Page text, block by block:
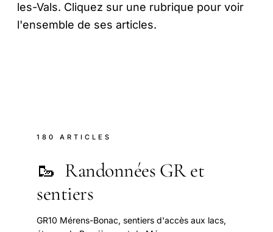
les-Vals. Cliquez sur une rubrique pour voir
l'ensemble de ses articles.
180 ARTICLES
🥾 Randonnées GR et
sentiers
GR10 Mérens-Bonac, sentiers d'accès aux lacs,